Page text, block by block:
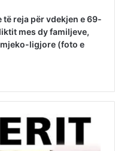
të reja për vdekjen e 69-
mes dy familjeve,
ligjore (foto e